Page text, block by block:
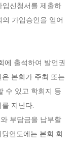
신청서를 제출하
가입승인을 얻어
출석하여 발언권
본회가 주최 또는
수 있고 학회지 등
지닌다.
부담금을 납부할
연도에는 본회 회